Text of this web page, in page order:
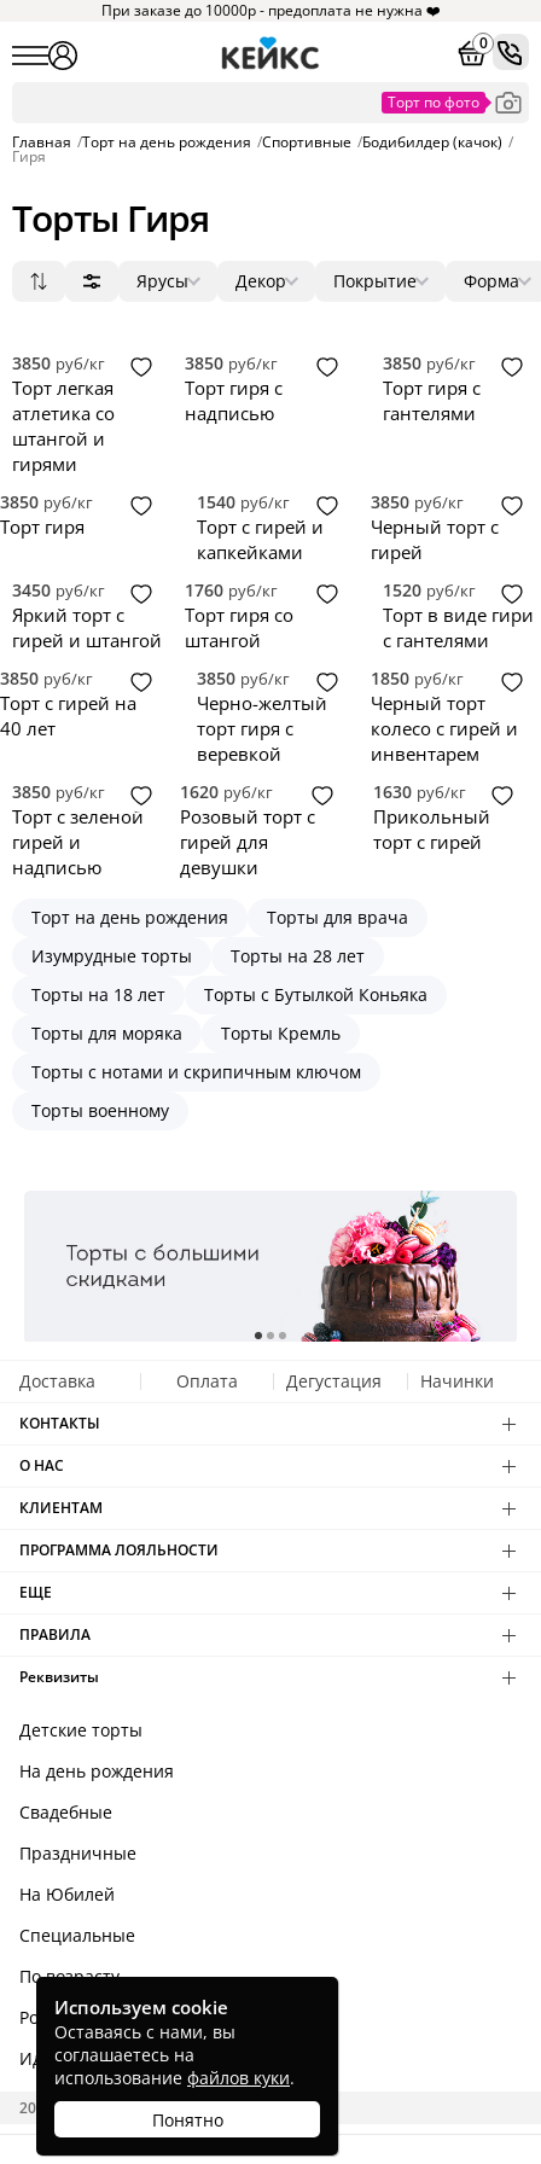
При заказе до 10000р - предоплата не нужна ❤️
0
Главная /Торт на день рождения /Спортивные /Бодибилдер (качок) /
Гиря
Торты Гиря
Сначала дорогие
Новинки
Ярусы
3
0
4
0
0
Декор
цветы
0
фотопечать
надпись
Покрытие
крем
0
зеркальная глазурь
0
голый торт
0
Форма
прямоугольник
сердце
3850 руб/кг
Торт легкая
атлетика со
штангой и
гирями
3850 руб/кг
Торт гиря с
надписью
3850 руб/кг
Торт гиря с
гантелями
3850 руб/кг
Торт гиря
1540 руб/кг
Торт с гирей и
капкейками
3850 руб/кг
Черный торт с
гирей
3450 руб/кг
Яркий торт с
гирей и штангой
1760 руб/кг
Торт гиря со
штангой
1520 руб/кг
Торт в виде гири
с гантелями
3850 руб/кг
Торт с гирей на
40 лет
3850 руб/кг
Черно-желтый
торт гиря с
веревкой
1850 руб/кг
Черный торт
колесо с гирей и
инвентарем
3850 руб/кг
Торт с зеленой
гирей и
надписью
1620 руб/кг
Розовый торт с
гирей для
девушки
1630 руб/кг
Прикольный
торт с гирей
Торт на день рождения
Торты для врача
Изумрудные торты
Торты на 28 лет
Торты на 18 лет
Торты с Бутылкой Коньяка
Торты для моряка
Торты Кремль
Торты с нотами и скрипичным ключом
Торты военному
Доставка Оплата Дегустация Начинки
КОНТАКТЫ
О НАС
КЛИЕНТАМ
ПРОГРАММА ЛОЯЛЬНОСТИ
ЕЩЕ
ПРАВИЛА
Реквизиты
Детские торты
На день рождения
Свадебные
Праздничные
На Юбилей
Специальные
По возрасту
Родным и близким
Идеи тортов
2026 CAKES.RU
Используем cookie
Оставаясь с нами, вы
соглашаетесь на
использование файлов куки.
Понятно